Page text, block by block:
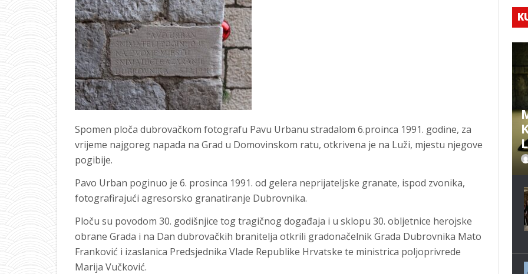
Spomen ploča dubrovačkom fotografu Pavu Urbanu stradalom 6.proinca 1991. godine, za
vrijeme najgoreg napada na Grad u Domovinskom ratu, otkrivena je na Luži, mjestu njegove
pogibije.
Pavo Urban poginuo je 6. prosinca 1991. od gelera neprijateljske granate, ispod zvonika,
fotografirajući agresorsko granatiranje Dubrovnika.
Ploču su povodom 30. godišnjice tog tragičnog događaja i u sklopu 30. obljetnice herojske
obrane Grada i na Dan dubrovačkih branitelja otkrili gradonačelnik Grada Dubrovnika Mato
Franković i izaslanica Predsjednika Vlade Republike Hrvatske te ministrica poljoprivrede
Marija Vučković.